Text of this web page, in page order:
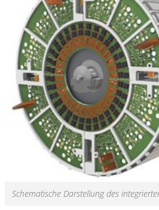
Schematische Darstellung des